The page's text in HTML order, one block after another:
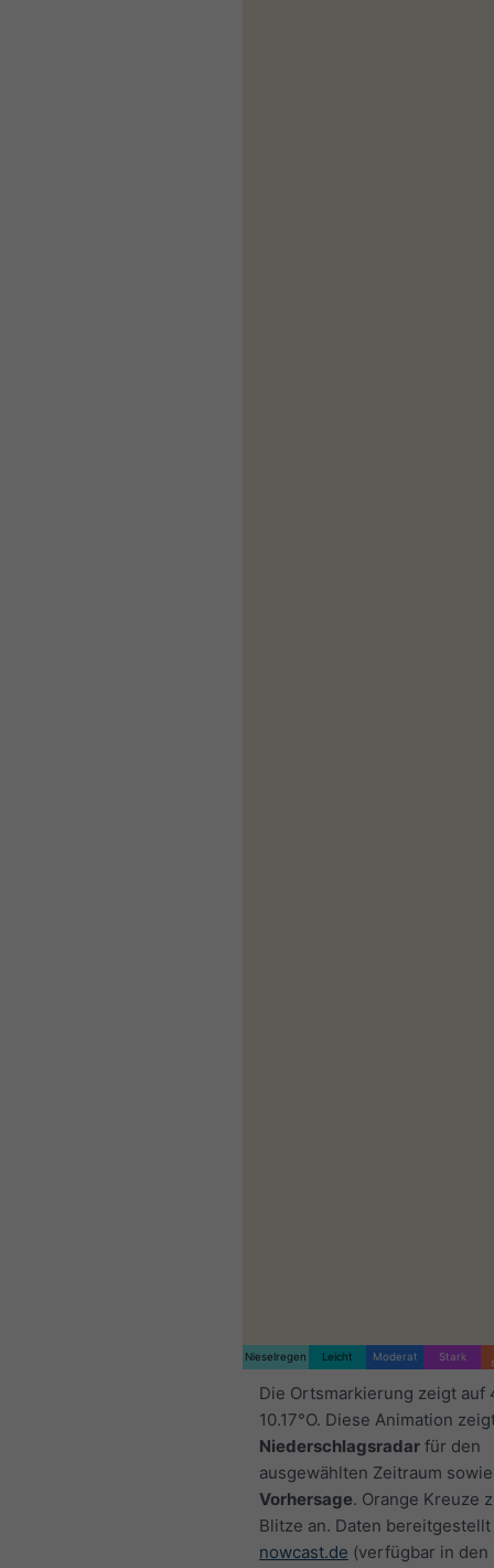
Nieselregen Leicht Moderat Stark
Die Ortsmarkierung zeigt auf
10.17°O. Diese Animation
Niederschlagsradar für den
ausgewählten Zeitraum
Vorhersage. Orange Kreuze
Blitze an. Daten
nowcast.de (verfügbar in den